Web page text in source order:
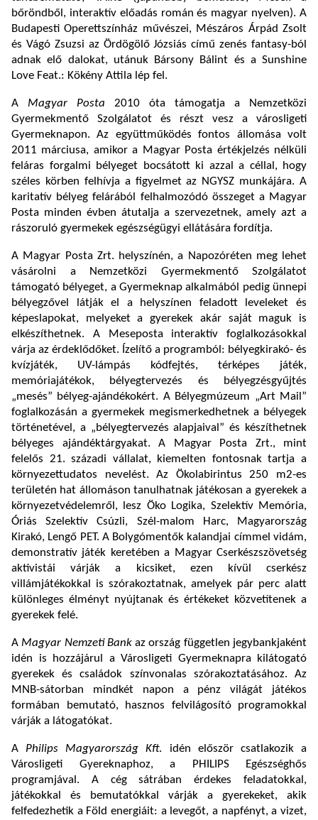
bőröndből, interaktív előadás román és magyar nyelven). A
Budapesti Operettszínház művészei, Mészáros Árpád Zsolt
és Vágó Zsuzsi az Ördögölő Józsiás című zenés fantasy-ból
adnak elő dalokat, utánuk Bársony Bálint és a Sunshine
Love Feat.: Kökény Attila lép fel.
A Magyar Posta 2010 óta támogatja a Nemzetközi
Gyermekmentő Szolgálatot és részt vesz a városligeti
Gyermeknapon. Az együttműködés fontos állomása volt
2011 márciusa, amikor a Magyar Posta értékjelzés nélküli
feláras forgalmi bélyeget bocsátott ki azzal a céllal, hogy
széles körben felhívja a figyelmet az NGYSZ munkájára. A
karitatív bélyeg felárából felhalmozódó összeget a Magyar
Posta minden évben átutalja a szervezetnek, amely azt a
rászoruló gyermekek egészségügyi ellátására fordítja.
A Magyar Posta Zrt. helyszínén, a Napozóréten meg lehet
vásárolni a Nemzetközi Gyermekmentő Szolgálatot
támogató bélyeget, a Gyermeknap alkalmából pedig ünnepi
bélyegzővel látják el a helyszínen feladott leveleket és
képeslapokat, melyeket a gyerekek akár saját maguk is
elkészíthetnek. A Meseposta interaktív foglalkozásokkal
várja az érdeklődőket. Ízelítő a programból: bélyegkirakó- és
kvízjáték, UV-lámpás kódfejtés, térképes játék,
memóriajátékok, bélyegtervezés és bélyegzésgyűjtés
„mesés” bélyeg-ajándékokért. A Bélyegmúzeum „Art Mail”
foglalkozásán a gyermekek megismerkedhetnek a bélyegek
történetével, a „bélyegtervezés alapjaival” és készíthetnek
bélyeges ajándéktárgyakat. A Magyar Posta Zrt., mint
felelős 21. századi vállalat, kiemelten fontosnak tartja a
környezettudatos nevelést. Az Ökolabirintus 250 m2-es
területén hat állomáson tanulhatnak játékosan a gyerekek a
környezetvédelemről, lesz Öko Logika, Szelektív Memória,
Óriás Szelektív Csúzli, Szél-malom Harc, Magyarország
Kirakó, Lengő PET. A Bolygómentők kalandjai címmel vidám,
demonstratív játék keretében a Magyar Cserkészszövetség
aktivistái várják a kicsiket, ezen kívül cserkész
villámjátékokkal is szórakoztatnak, amelyek pár perc alatt
különleges élményt nyújtanak és értékeket közvetítenek a
gyerekek felé.
A Magyar Nemzeti Bankaz ország független jegybankjaként
idén is hozzájárul a Városligeti Gyermeknapra kilátogató
gyerekek és családok színvonalas szórakoztatásához. Az
MNB-sátorban mindkét napon a pénz világát játékos
formában bemutató, hasznos felvilágosító programokkal
várják a látogatókat.
A Philips Magyarország Kft. idén először csatlakozik a
Városligeti Gyereknaphoz, a PHILIPS Egészséghős
programjával. A cég sátrában érdekes feladatokkal,
játékokkal és bemutatókkal várják a gyerekeket, akik
felfedezhetik a Föld energiáit: a levegőt, a napfényt, a vizet,